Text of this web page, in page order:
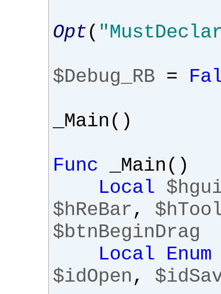
Opt(
$Debug_RB =
_Main ()
Func _Main ()
Local
$hReBar ,
$btnBeginDrag
Local Enum
$idOpen ,